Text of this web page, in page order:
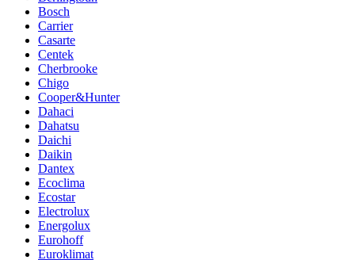
Bosch
Carrier
Casarte
Centek
Cherbrooke
Chigo
Cooper&Hunter
Dahaci
Dahatsu
Daichi
Daikin
Dantex
Ecoclima
Ecostar
Electrolux
Energolux
Eurohoff
Euroklimat